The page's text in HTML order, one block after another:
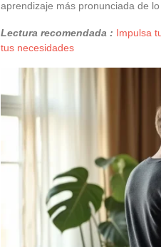
aprendizaje más pronunciada de
Lectura recomendada : Impulsa
tus necesidades